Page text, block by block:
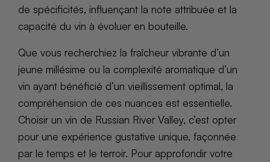
de spécificités, influençant la note attribuée et la
capacité du vin à évoluer en bouteille.
Que vous recherchiez la fraîcheur vibrante d’un
jeune millésime ou la complexité aromatique d’un
vin ayant bénéficié d’un vieillissement optimal, la
compréhension de ces nuances est essentielle.
Choisir un vin de Russian River Valley, c’est opter
pour une expérience gustative unique, façonnée
par le temps et le terroir. Pour approfondir votre